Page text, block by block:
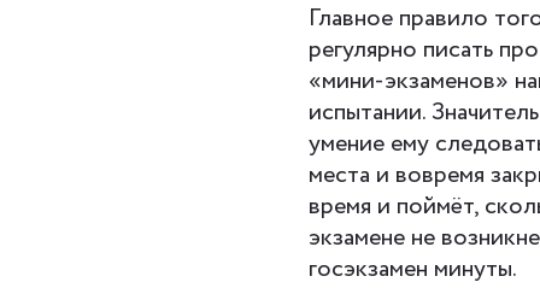
Главное правило
регулярно писать
«мини-экзаменов»
испытании.
умение ему
места и вовремя
время и поймёт,
экзамене не
госэкзамен минуты.